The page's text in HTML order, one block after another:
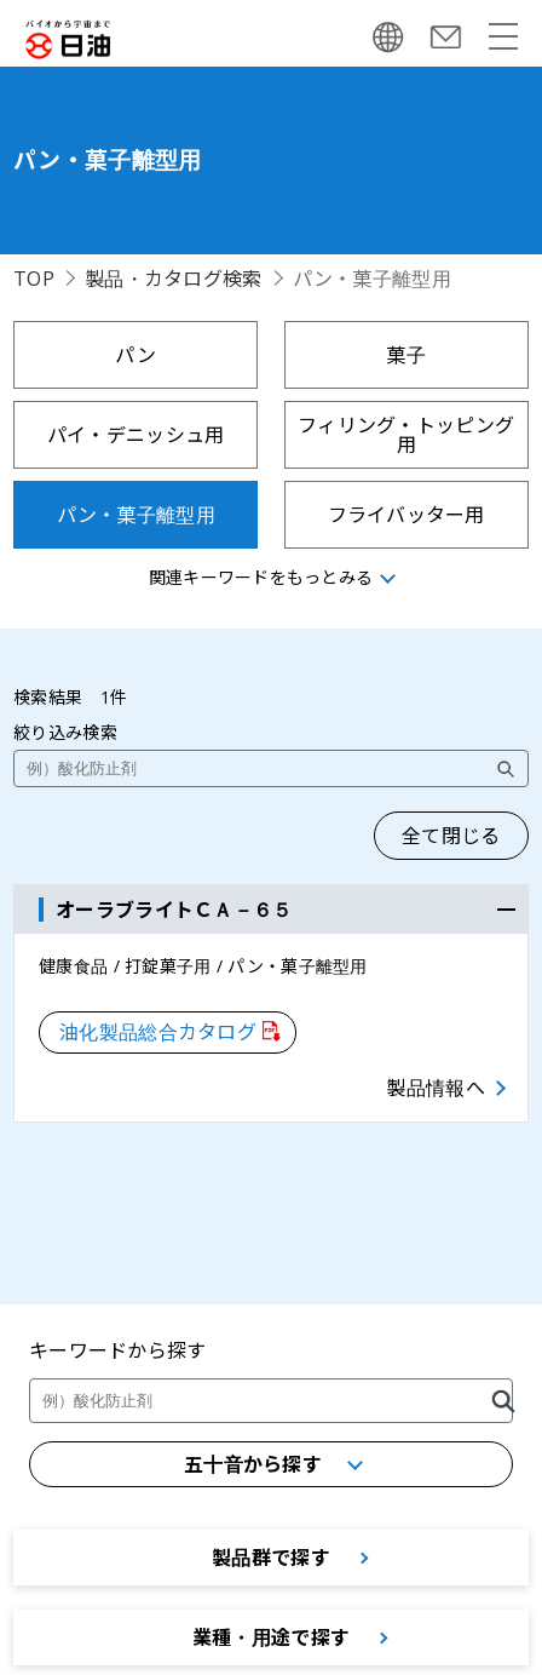
パン・菓子離型用
TOP 製品・カタログ検索 パン・菓子離型用
パン 菓子
パイ・デニッシュ用 フィリング・トッピング
用
パン・菓子離型用 フライバッター用
水産練製品用 米飯・麺用
クリーム用
健康食品
関連キーワードをもっとみる
検索結果 1件
絞り込み検索
全て閉じる
オーラブライトＣＡ－６５
健康食品 / 打錠菓子用 / パン・菓子離型用
油化製品総合カタログ
製品情報へ
キーワードから探す
五十音から探す
製品群で探す
業種・用途で探す